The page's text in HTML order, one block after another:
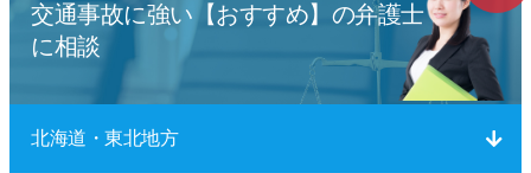
交通事故に強い【おすすめ】の弁護士
に相談
北海道・東北地方